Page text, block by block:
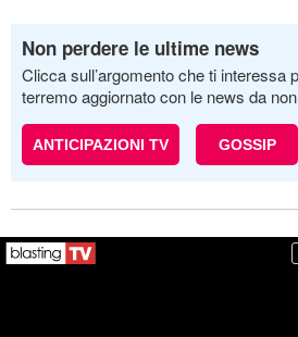
Non perdere le ultime news
Clicca sull’argomento che ti interessa
terremo aggiornato con le news da
ANTICIPAZIONI TV GOSSIP